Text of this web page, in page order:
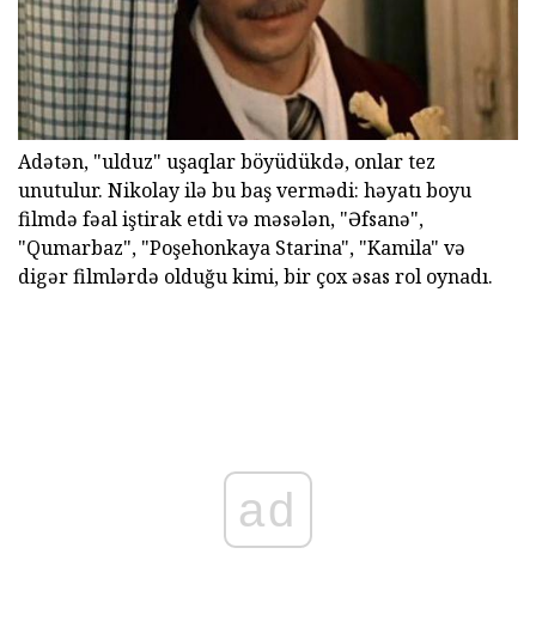
Adətən, "ulduz" uşaqlar böyüdükdə, onlar tez
unutulur. Nikolay ilə bu baş vermədi: həyatı boyu
filmdə fəal iştirak etdi və məsələn, "Əfsanə",
"Qumarbaz", "Poşehonkaya Starina", "Kamila" və
digər filmlərdə olduğu kimi, bir çox əsas rol oynadı.
ad